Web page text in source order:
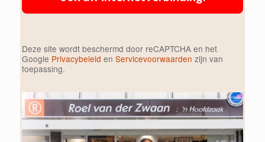
Deze site wordt beschermd door reCAPTCHA en het
Google Privacybeleid en Servicevoorwaarden zijn van
toepassing.